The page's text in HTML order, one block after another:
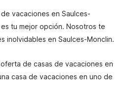
vacaciones en Saulces-
tu mejor opción. Nosotros te
inolvidables en Saulces-Monclin.
de casas de vacaciones en
casa de vacaciones en uno de